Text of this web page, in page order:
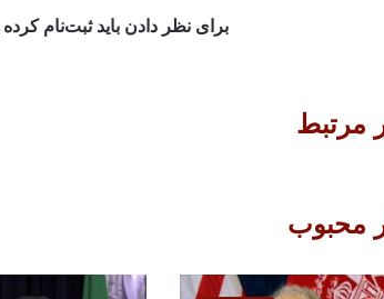
برای نظر دادن باید ثبت‌نام
مرتبط
محبوب